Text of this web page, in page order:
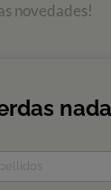
novedades!